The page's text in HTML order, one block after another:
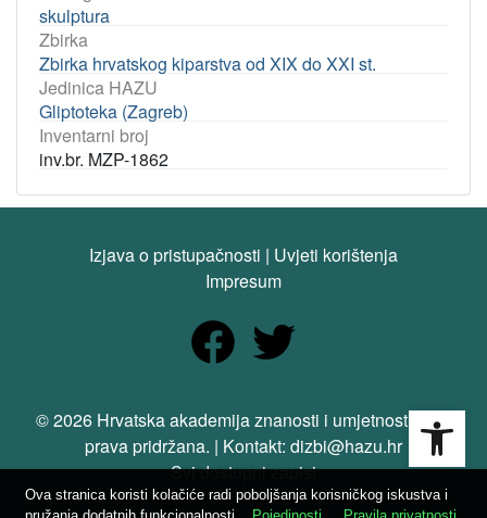
skulptura
Zbirka
Zbirka hrvatskog kiparstva od XIX do XXI st.
Jedinica HAZU
Gliptoteka (Zagreb)
Inventarni broj
inv.br. MZP-1862
Izjava o pristupačnosti | Uvjeti korištenja
Impresum
© 2026 Hrvatska akademija znanosti i umjetnosti. Sva
prava pridržana. | Kontakt: dizbi@hazu.hr
Svi dostupni zapisi
Ova stranica koristi kolačiće radi poboljšanja korisničkog iskustva i